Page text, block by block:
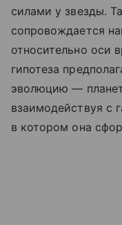
силами у звезды.
сопровождается
относительно оси
гипотеза
эволюцию —
взаимодействуя с
в котором она